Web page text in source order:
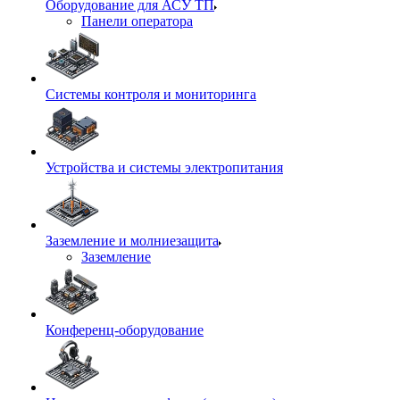
Оборудование для АСУ ТП
Панели оператора
Системы контроля и мониторинга
Устройства и системы электропитания
Заземление и молниезащита
Заземление
Конференц-оборудование